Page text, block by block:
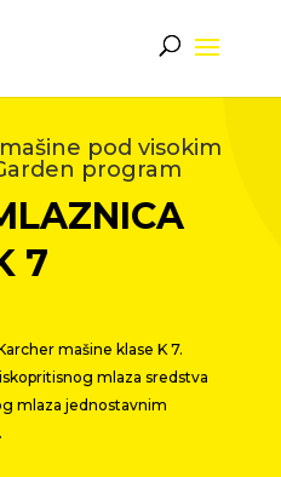
pod visokim
program
7
mašine klase K 7.
mlaza sredstva
mlaza jednostavnim